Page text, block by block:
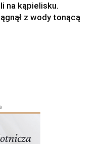
na kąpielisku.
z wody tonącą